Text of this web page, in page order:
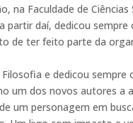
Faculdade de
daí, dedicou
de ter feito parte da
e dedicou
dos novos autores a
um personagem em